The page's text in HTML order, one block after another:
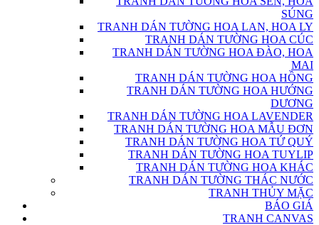
SÚNG
TRANH DÁN TƯỜNG HOA LAN, HOA LY
TRANH DÁN TƯỜNG HOA CÚC
TRANH DÁN TƯỜNG HOA ĐÀO, HOA
MAI
TRANH DÁN TƯỜNG HOA HỒNG
TRANH DÁN TƯỜNG HOA HƯỚNG
DƯƠNG
TRANH DÁN TƯỜNG HOA LAVENDER
TRANH DÁN TƯỜNG HOA MẪU ĐƠN
TRANH DÁN TƯỜNG HOA TỨ QUÝ
TRANH DÁN TƯỜNG HOA TUYLIP
TRANH DÁN TƯỜNG HOA KHÁC
TRANH DÁN TƯỜNG THÁC NƯỚC
TRANH THỦY MẶC
BÁO GIÁ
TRANH CANVAS